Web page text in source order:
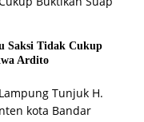
Saksi Tidak Cukup
Ardito